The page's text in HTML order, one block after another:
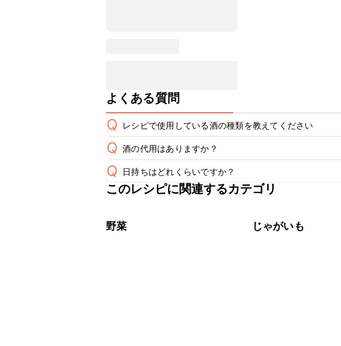
よくある質問
Q レシピで使用している酒の種類を教えてください
A
Q 酒の代用はありますか？
A
Q 日持ちはどれくらいですか？
保存期間は冷蔵で翌日中が目安です。なるべくお早め
※日持ちは目安です。
このレシピに関連するカテゴリ
野菜 じゃがいも